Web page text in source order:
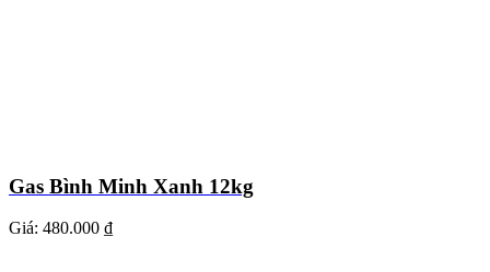
Gas Bình Minh Xanh 12kg
Giá: 480.000 ₫